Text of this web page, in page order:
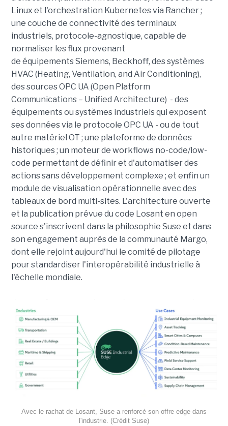
Linux et l'orchestration Kubernetes via Rancher ;
une couche de connectivité des terminaux
industriels, protocole-agnostique, capable de
normaliser les flux provenant
de équipements Siemens, Beckhoff, des systèmes
HVAC (Heating, Ventilation, and Air Conditioning),
des sources OPC UA (Open Platform
Communications – Unified Architecture) - des
équipements ou systèmes industriels qui exposent
ses données via le protocole OPC UA - ou de tout
autre matériel OT ; une plateforme de données
historiques ; un moteur de workflows no-code/low-
code permettant de définir et d'automatiser des
actions sans développement complexe ; et enfin un
module de visualisation opérationnelle avec des
tableaux de bord multi-sites. L'architecture ouverte
et la publication prévue du code Losant en open
source s'inscrivent dans la philosophie Suse et dans
son engagement auprès de la communauté Margo,
dont elle rejoint aujourd'hui le comité de pilotage
pour standardiser l'interopérabilité industrielle à
l'échelle mondiale.
Avec le rachat de Losant, Suse a renforcé son offre edge dans
l'industrie. (Crédit Suse)